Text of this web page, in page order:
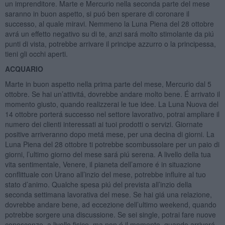
un imprenditore. Marte e Mercurio nella seconda parte del mese
saranno in buon aspetto, si puó ben sperare di coronare il
successo, al quale miravi. Nemmeno la Luna Piena del 28 ottobre
avrá un effetto negativo su di te, anzi sará molto stimolante da piú
punti di vista, potrebbe arrivare il principe azzurro o la principessa,
tieni gli occhi aperti.
ACQUARIO
Marte in buon aspetto nella prima parte del mese, Mercurio dal 5
ottobre. Se hai un’attivitá, dovrebbe andare molto bene. É arrivato il
momento giusto, quando realizzerai le tue idee. La Luna Nuova del
14 ottobre porterá successo nel settore lavorativo, potrai ampliare il
numero dei clienti interessati ai tuoi prodotti o servizi. Giornate
positive arriveranno dopo metá mese, per una decina di giorni. La
Luna Piena del 28 ottobre ti potrebbe scombussolare per un paio di
giorni, l’ultimo giorno del mese sará piú serena. A livello della tua
vita sentimentale, Venere, il pianeta dell’amore é in situazione
conflittuale con Urano all’inzio del mese, potrebbe influire al tuo
stato d’animo. Qualche spesa piú del prevista all’inzio della
seconda settimana lavorativa del mese. Se hai giá una relazione,
dovrebbe andare bene, ad eccezione dell’ultimo weekend, quando
potrebbe sorgere una discussione. Se sei single, potrai fare nuove